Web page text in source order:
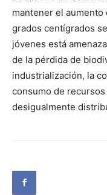
mantener el aumento
grados centígrados
jóvenes está
de la pérdida de
industrialización, la
consumo de
desigualmente